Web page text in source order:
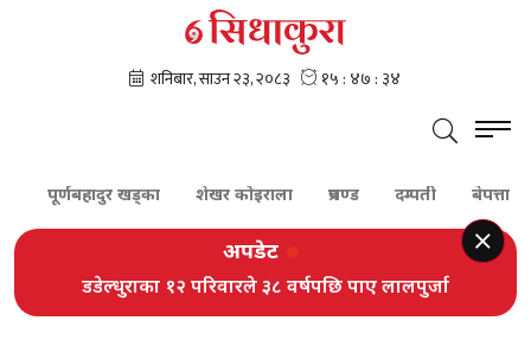
पूर्णबहादुर खड्का शेखर कोइराला प्रचण्ड दम्पती बेपत्ता
अपडेट
डडेल्धुराका १२ परिवारले ३८ वर्षपछि पाए लालपुर्जा